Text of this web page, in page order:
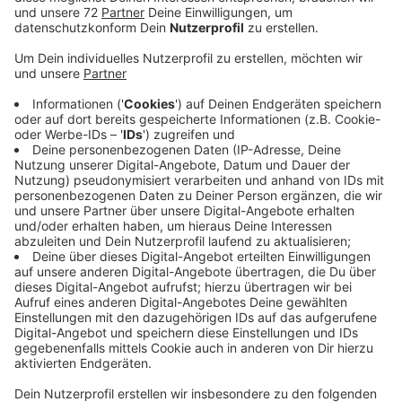
Anzeige
Hören Ehrenamtliche auf, haben Vereine und Gruppen
immer häufiger Probleme Nachfolger zu finden. So wie
in Schapdetten. Hier suchte die katholische
Kirchengemeinde einen Nachfolger für den
ehrenamtlichen Friedhofsbetreuer. Es sah lange so
aus, als ob sich niemand findet. Jetzt haben sich aber
Freiwillige gemeldet, die die Aufgabe übernehmen
möchten. Und das in buchstäblich in letzter Minute.
Denn die bisherige gute Seele des Schapdettener
Friedhofs, Willi Voss, ist jetzt offiziell im Ruhestand.
Zwei Schapdettener wollen sich die Aufgabe künftig
teilen und sind dann Ansprechpartner im Ort. Das hat
nicht nur den Vorteil kurzer Wege. Das spart auch
Kosten. Die katholische Kirchengemeinde hatte keinen
Hehl daraus gemacht, dass die Gebühren steigen